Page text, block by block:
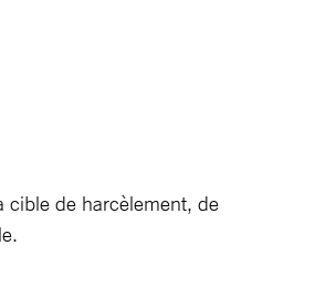
cible de harcèlement, de